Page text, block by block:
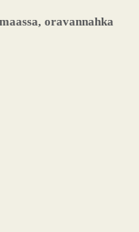
oravannahka